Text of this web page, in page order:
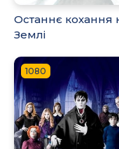
Останнє кохання
Землі
1080